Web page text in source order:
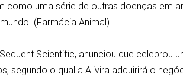
como uma série de outras doenças em
(Farmácia Animal)
Scientific, anunciou que celebrou
segundo o qual a Alivira adquirirá o